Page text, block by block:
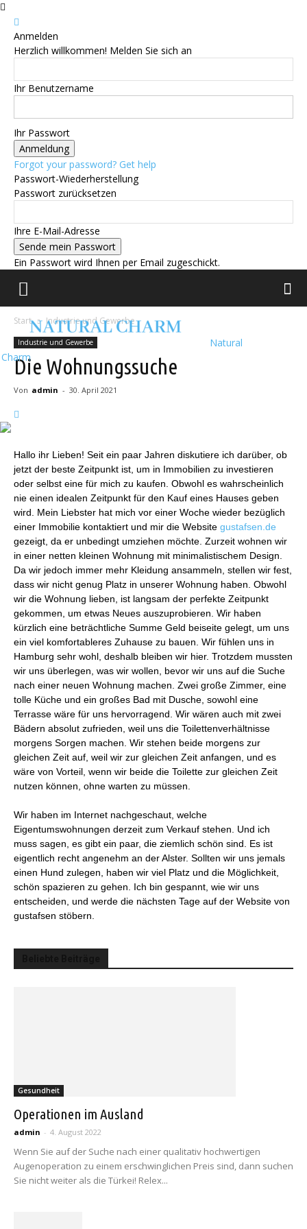
Anmelden
Herzlich willkommen! Melden Sie sich an
Ihr Benutzername
Ihr Passwort
Forgot your password? Get help
Passwort-Wiederherstellung
Passwort zurücksetzen
Ihre E-Mail-Adresse
Ein Passwort wird Ihnen per Email zugeschickt.
Natural
Charm
Start Industrie und Gewerbe
Industrie und Gewerbe
Die Wohnungssuche
Von admin - 30. April 2021
Hallo ihr Lieben! Seit ein paar Jahren diskutiere ich darüber, ob
jetzt der beste Zeitpunkt ist, um in Immobilien zu investieren
oder selbst eine für mich zu kaufen. Obwohl es wahrscheinlich
nie einen idealen Zeitpunkt für den Kauf eines Hauses geben
wird. Mein Liebster hat mich vor einer Woche wieder bezüglich
einer Immobilie kontaktiert und mir die Website gustafsen.de
gezeigt, da er unbedingt umziehen möchte. Zurzeit wohnen wir
in einer netten kleinen Wohnung mit minimalistischem Design.
Da wir jedoch immer mehr Kleidung ansammeln, stellen wir fest,
dass wir nicht genug Platz in unserer Wohnung haben. Obwohl
wir die Wohnung lieben, ist langsam der perfekte Zeitpunkt
gekommen, um etwas Neues auszuprobieren. Wir haben
kürzlich eine beträchtliche Summe Geld beiseite gelegt, um uns
ein viel komfortableres Zuhause zu bauen. Wir fühlen uns in
Hamburg sehr wohl, deshalb bleiben wir hier. Trotzdem mussten
wir uns überlegen, was wir wollen, bevor wir uns auf die Suche
nach einer neuen Wohnung machen. Zwei große Zimmer, eine
tolle Küche und ein großes Bad mit Dusche, sowohl eine
Terrasse wäre für uns hervorragend. Wir wären auch mit zwei
Bädern absolut zufrieden, weil uns die Toilettenverhältnisse
morgens Sorgen machen. Wir stehen beide morgens zur
gleichen Zeit auf, weil wir zur gleichen Zeit anfangen, und es
wäre von Vorteil, wenn wir beide die Toilette zur gleichen Zeit
nutzen können, ohne warten zu müssen.
Wir haben im Internet nachgeschaut, welche
Eigentumswohnungen derzeit zum Verkauf stehen. Und ich
muss sagen, es gibt ein paar, die ziemlich schön sind. Es ist
eigentlich recht angenehm an der Alster. Sollten wir uns jemals
einen Hund zulegen, haben wir viel Platz und die Möglichkeit,
schön spazieren zu gehen. Ich bin gespannt, wie wir uns
entscheiden, und werde die nächsten Tage auf der Website von
gustafsen stöbern.
Gesundheit
Operationen im Ausland
admin - 4. August 2022
Wenn Sie auf der Suche nach einer qualitativ hochwertigen
Augenoperation zu einem erschwinglichen Preis sind, dann suchen
Sie nicht weiter als die Türkei! Relex...